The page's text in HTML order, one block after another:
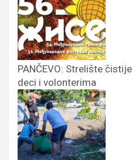
PANČEVO: Strelište
deci i volonterima